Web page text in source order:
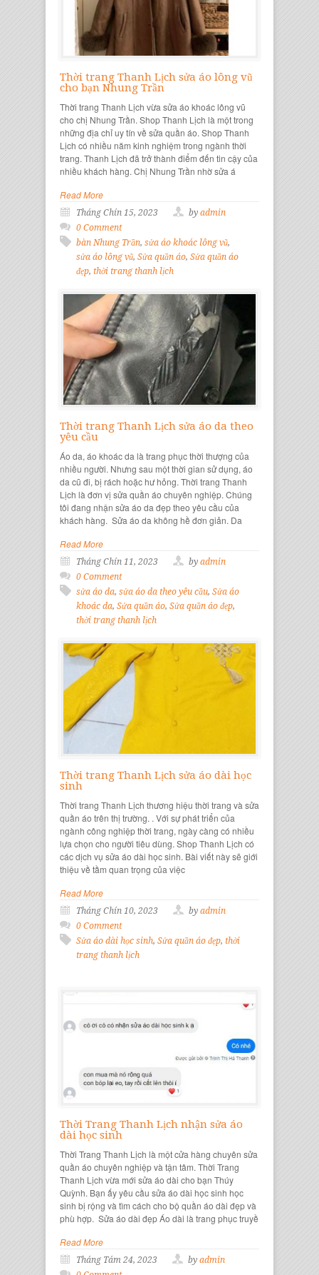
Thời trang Thanh Lịch sửa áo lông vũ
cho bạn Nhung Trần
Thời trang Thanh Lịch vừa sửa áo khoác lông vũ
cho chị Nhung Trần. Shop Thanh Lịch là một trong
những địa chỉ uy tín về sửa quần áo. Shop Thanh
Lịch có nhiều năm kinh nghiệm trong ngành thời
trang. Thanh Lịch đã trở thành điểm đến tin cậy của
nhiều khách hàng. Chị Nhung Trần nhờ sửa á
Read More
Tháng Chín 15, 2023 by admin
0 Comment
bàn Nhung Trần, sửa áo khoác lông vũ,
sửa áo lông vũ, Sửa quần áo, Sửa quần áo
đẹp, thời trang thanh lịch
Thời trang Thanh Lịch sửa áo da theo
yêu cầu
Áo da, áo khoác da là trang phục thời thượng của
nhiều người. Nhưng sau một thời gian sử dụng, áo
da cũ đi, bị rách hoặc hư hỏng. Thời trang Thanh
Lịch là đơn vị sửa quần áo chuyên nghiệp. Chúng
tôi đang nhận sửa áo da đẹp theo yêu cầu của
khách hàng. Sửa áo da không hề đơn giản. Da
Read More
Tháng Chín 11, 2023 by admin
0 Comment
sửa áo da, sửa áo da theo yêu cầu, Sửa áo
khoác da, Sửa quần áo, Sửa quần áo đẹp,
thời trang thanh lịch
Thời trang Thanh Lịch sửa áo dài học
sinh
Thời trang Thanh Lịch thương hiệu thời trang và sửa
quần áo trên thị trường. . Với sự phát triển của
ngành công nghiệp thời trang, ngày càng có nhiều
lựa chọn cho người tiêu dùng. Shop Thanh Lịch có
các dịch vụ sửa áo dài học sinh. Bài viết này sẽ giới
thiệu về tầm quan trọng của việc
Read More
Tháng Chín 10, 2023 by admin
0 Comment
Sửa áo dài học sinh, Sửa quần áo đẹp, thời
trang thanh lịch
Thời Trang Thanh Lịch nhận sửa áo
dài học sinh
Thời Trang Thanh Lịch là một cửa hàng chuyên sửa
quần áo chuyên nghiệp và tận tâm. Thời Trang
Thanh Lịch vừa mới sửa áo dài cho bạn Thúy
Quỳnh. Bạn ấy yêu cầu sửa áo dài học sinh học
sinh bị rộng và tìm cách cho bộ quần áo dài đẹp và
phù hợp. Sửa áo dài đẹp Áo dài là trang phục truyề
Read More
Tháng Tám 24, 2023 by admin